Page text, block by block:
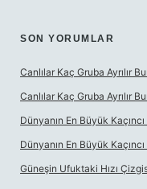
SON YORUMLAR
Canlılar Kaç Gruba Ayrılır
Canlılar Kaç Gruba Ayrılır
Dünyanın En Büyük
Dünyanın En Büyük
Güneşin Ufuktaki Hızı